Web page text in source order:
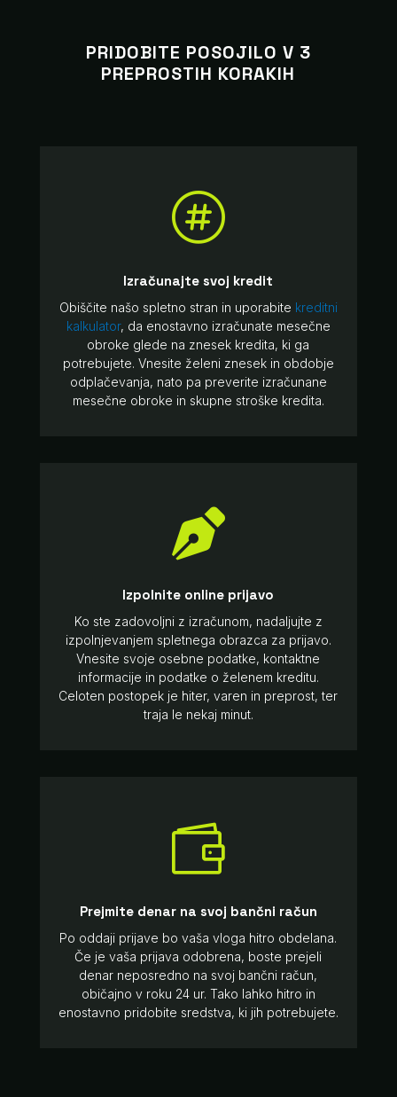
PRIDOBITE POSOJILO V 3
PREPROSTIH KORAKIH

Izračunajte svoj kredit
Obiščite našo spletno stran in uporabite kreditni
kalkulator, da enostavno izračunate mesečne
obroke glede na znesek kredita, ki ga
potrebujete. Vnesite želeni znesek in obdobje
odplačevanja, nato pa preverite izračunane
mesečne obroke in skupne stroške kredita.

Izpolnite online prijavo
Ko ste zadovoljni z izračunom, nadaljujte z
izpolnjevanjem spletnega obrazca za prijavo.
Vnesite svoje osebne podatke, kontaktne
informacije in podatke o želenem kreditu.
Celoten postopek je hiter, varen in preprost, ter
traja le nekaj minut.

Prejmite denar na svoj bančni račun
Po oddaji prijave bo vaša vloga hitro obdelana.
Če je vaša prijava odobrena, boste prejeli
denar neposredno na svoj bančni račun,
običajno v roku 24 ur. Tako lahko hitro in
enostavno pridobite sredstva, ki jih potrebujete.